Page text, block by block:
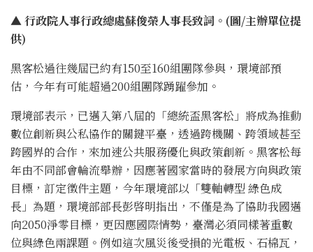
▲ 行政院人事行政總處蘇俊榮人事長致詞。(圖/主辦單位提
供)
黑客松過往幾屆已約有150至160組團隊參與，環境部預
估，今年有可能超過200組團隊踴躍參加。
環境部表示，已邁入第八屆的「總統盃黑客松」將成為推動
數位創新與公私協作的關鍵平臺，透過跨機關、跨領域甚至
跨國界的合作，來加速公共服務優化與政策創新。黑客松每
年由不同部會輪流舉辦，因應著國家當時的發展方向與政策
目標，訂定徵件主題，今年環境部以「雙軸轉型 綠色成
長」為題，環境部部長彭啓明指出，不僅是為了協助我國邁
向2050淨零目標，更因應國際情勢，臺灣必須同樣著重數
位與綠色兩課題。例如這次風災後受損的光電板、石棉瓦，